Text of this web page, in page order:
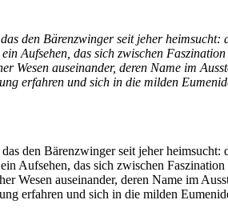
den Bärenzwinger seit jeher
Aufsehen, das sich zwischen
Wesen auseinander, deren Name im
erfahren und sich in die milden
den Bärenzwinger seit jeher
Aufsehen, das sich zwischen
Wesen auseinander, deren Name im
erfahren und sich in die milden